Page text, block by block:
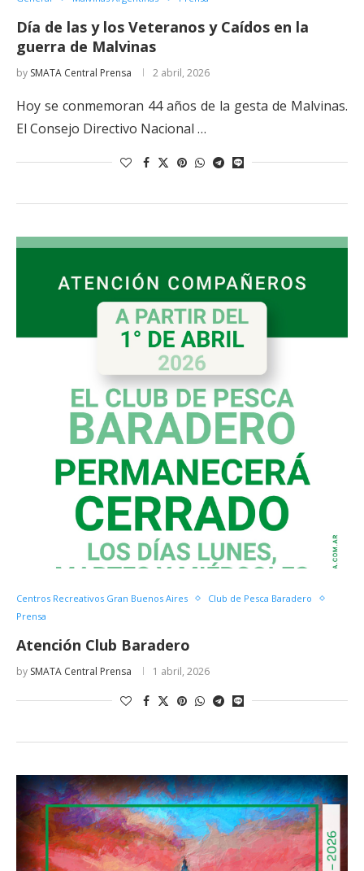
Día de las y los Veteranos y Caídos en la
guerra de Malvinas
by SMATA Central Prensa 2 abril, 2026
Hoy se conmemoran 44 años de la gesta de Malvinas.
El Consejo Directivo Nacional …
Centros Recreativos Gran Buenos Aires
Club de Pesca Baradero
Prensa
Atención Club Baradero
by SMATA Central Prensa 1 abril, 2026